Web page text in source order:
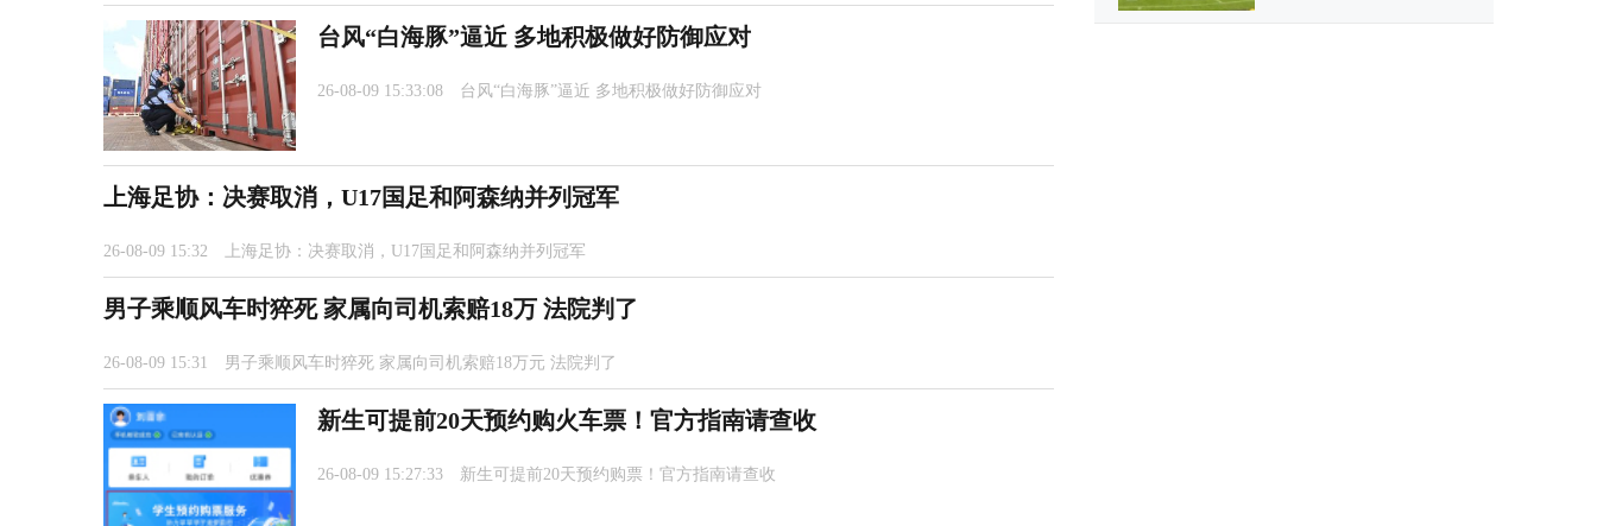
台风“白海豚”逼近 多地积极做好防御应对
26-08-09 15:33:08 台风“白海豚”逼近 多地积极做好防御应对
上海足协：决赛取消，U17国足和阿森纳并列冠军
26-08-09 15:32 上海足协：决赛取消，U17国足和阿森纳并列冠军
男子乘顺风车时猝死 家属向司机索赔18万 法院判了
26-08-09 15:31 男子乘顺风车时猝死 家属向司机索赔18万元 法院判了
新生可提前20天预约购火车票！官方指南请查收
26-08-09 15:27:33 新生可提前20天预约购票！官方指南请查收